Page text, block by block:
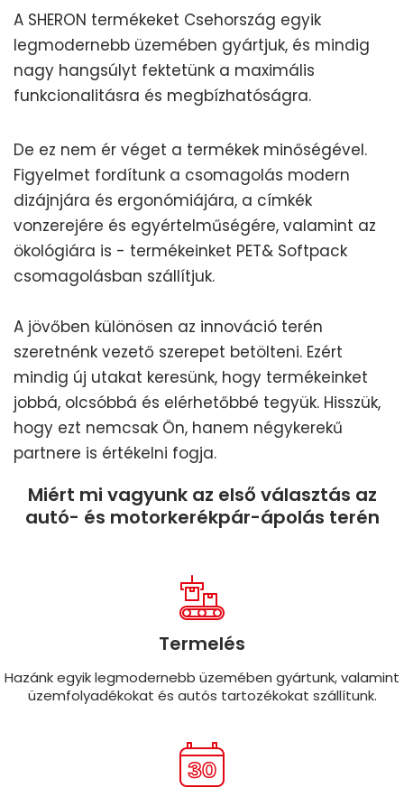
A SHERON termékeket Csehország egyik
legmodernebb üzemében gyártjuk, és mindig
nagy hangsúlyt fektetünk a maximális
funkcionalitásra és megbízhatóságra.
De ez nem ér véget a termékek minőségével.
Figyelmet fordítunk a csomagolás modern
dizájnjára és ergonómiájára, a címkék
vonzerejére és egyértelműségére, valamint az
ökológiára is - termékeinket PET& Softpack
csomagolásban szállítjuk.
A jövőben különösen az innováció terén
szeretnénk vezető szerepet betölteni. Ezért
mindig új utakat keresünk, hogy termékeinket
jobbá, olcsóbbá és elérhetőbbé tegyük. Hisszük,
hogy ezt nemcsak Ön, hanem négykerekű
partnere is értékelni fogja.
Miért mi vagyunk az első választás az
autó- és motorkerékpár-ápolás terén
Termelés
Hazánk egyik legmodernebb üzemében gyártunk, valamint
üzemfolyadékokat és autós tartozékokat szállítunk.